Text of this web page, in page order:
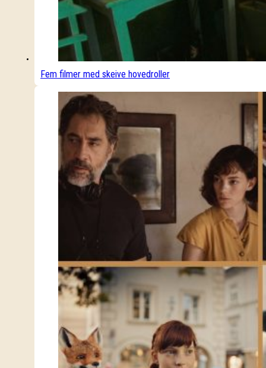
Fem filmer med skeive hovedroller